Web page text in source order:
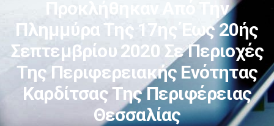
Προκλήθηκαν Από Την
Πλημμύρα Της 17ης Έως 20ής
Σεπτεμβρίου 2020 Σε Περιοχές
Της Περιφερειακής Ενότητας
Καρδίτσας Της Περιφέρειας
Θεσσαλίας